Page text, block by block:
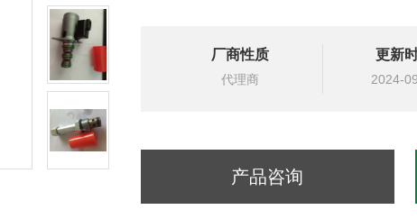
液压油缸，经销力士乐、派克、中国台湾北部
厂商性质
代理商
更新
2024-
产品咨询